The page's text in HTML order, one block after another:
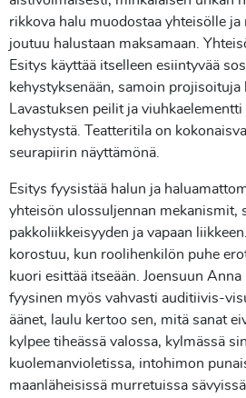
rikkova halu muodostaa yhteisölle ja
joutuu halustaan maksamaan.
Esitys käyttää itselleen esiintyvää
kehystyksenään, samoin projisoituja
Lavastuksen peilit ja
kehystystä. Teatteritila on
seurapiirin näyttämönä.
Esitys fyysistää halun ja
yhteisön ulossuljennan mekanismit,
pakkoliikkeisyyden ja vapaan
korostuu, kun roolihenkilön puhe
kuori esittää itseään. Joensuun
fyysinen myös vahvasti auditiivis-
äänet, laulu kertoo sen, mitä sanat
kylpee tiheässä valossa, kylmässä
kuolemanvioletissa, intohimon
maanläheisissä murretuissa